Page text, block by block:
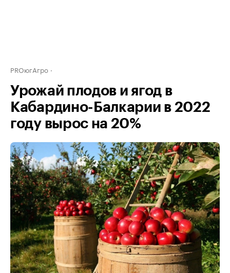
PROюгАгро
Урожай плодов и ягод в
Кабардино-Балкарии в 2022
году вырос на 20%